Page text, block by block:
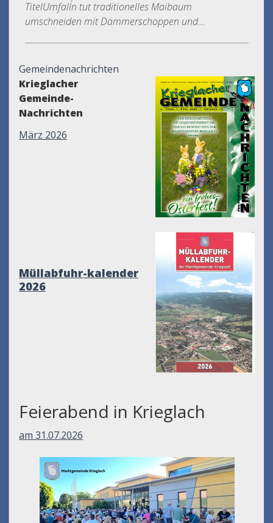
TitelUmfall´n tut traditionelles Maibaum
umschneiden mit Dämmerschoppen und...
Gemeindenachrichten
Krieglacher
Gemeinde-
Nachrichten
März 2026
Müllabfuhr-kalender
2026
Feierabend in Krieglach
am 31.07.2026